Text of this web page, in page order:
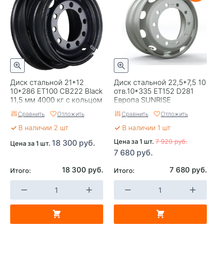
Диск стальной 21*12
10*286 ET100 CB222 Black
11,5 мм 4000 кг с кольцом
Accuride
Сравнить Отложить
В наличии 2 шт
Цена за 1 шт. 18 300 руб.
Итого: 18 300 руб.
Диск стальной 22,5*7,5 10
отв.10*335 ET152 D281
Европа SUNRISE
Сравнить Отложить
В наличии 1 шт
Цена за 1 шт. 7 920 руб.
7 680 руб.
Итого: 7 680 руб.